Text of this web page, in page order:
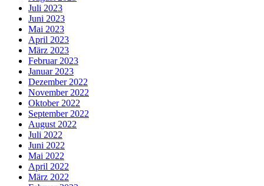
Juli 2023
Juni 2023
Mai 2023
April 2023
März 2023
Februar 2023
Januar 2023
Dezember 2022
November 2022
Oktober 2022
September 2022
August 2022
Juli 2022
Juni 2022
Mai 2022
April 2022
März 2022